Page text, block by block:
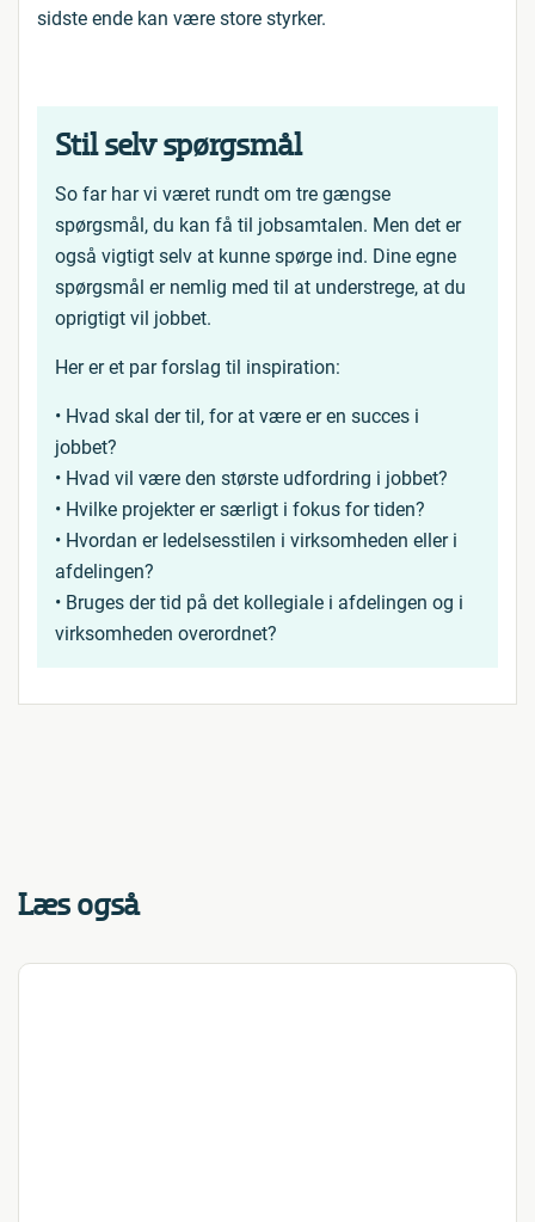
sidste ende kan være store styrker.
Stil selv spørgsmål
So far har vi været rundt om tre gængse
spørgsmål, du kan få til jobsamtalen. Men det er
også vigtigt selv at kunne spørge ind. Dine egne
spørgsmål er nemlig med til at understrege, at du
oprigtigt vil jobbet.
Her er et par forslag til inspiration:
• Hvad skal der til, for at være er en succes i
jobbet?
• Hvad vil være den største udfordring i jobbet?
• Hvilke projekter er særligt i fokus for tiden?
• Hvordan er ledelsesstilen i virksomheden eller i
afdelingen?
• Bruges der tid på det kollegiale i afdelingen og i
virksomheden overordnet?
Læs også